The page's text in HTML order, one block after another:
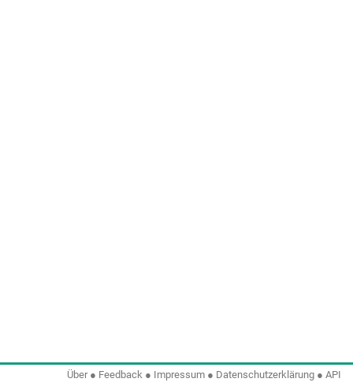
Über● Feedback ● Impressum ● Datenschutzerklärung ● API